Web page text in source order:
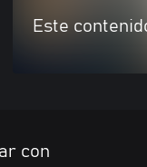
Este
con